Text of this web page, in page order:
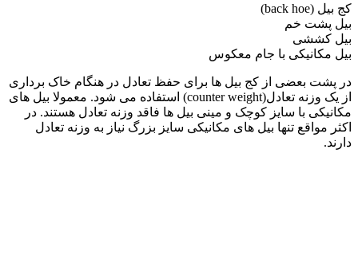
کج بیل (back hoe)
بیل پشت خم
بیل کششی
بیل مکانیکی با جام معکوس
در پشت بعضی از کج بیل ها برای حفظ تعادل در هنگام خاک برداری
از یک وزنه تعادل(counter weight) استفاده می شود. معمولا بیل های
مکانیکی با سایز کوچک و مینی بیل ها فاقد وزنه تعادل هستند. در
اکثر مواقع تنها بیل های مکانیکی سایز بزرگ نیاز به وزنه تعادل
دارند.